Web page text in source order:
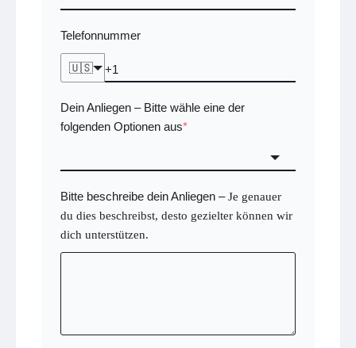
Telefonnummer
🇺🇸
Dein Anliegen –Bitte wähle eine der
folgenden Optionen aus*
Bitte beschreibe dein Anliegen – Je genauer
du dies beschreibst, desto gezielter können wir
dich unterstützen.